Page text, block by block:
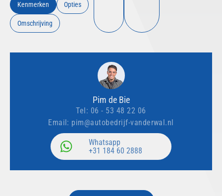
Kenmerken Opties
Omschrijving
Pim de Bie
Tel: 06 - 53 48 22 06
Email: pim@autobedrijf-vanderwal.nl
Whatsapp
+31 184 60 2888